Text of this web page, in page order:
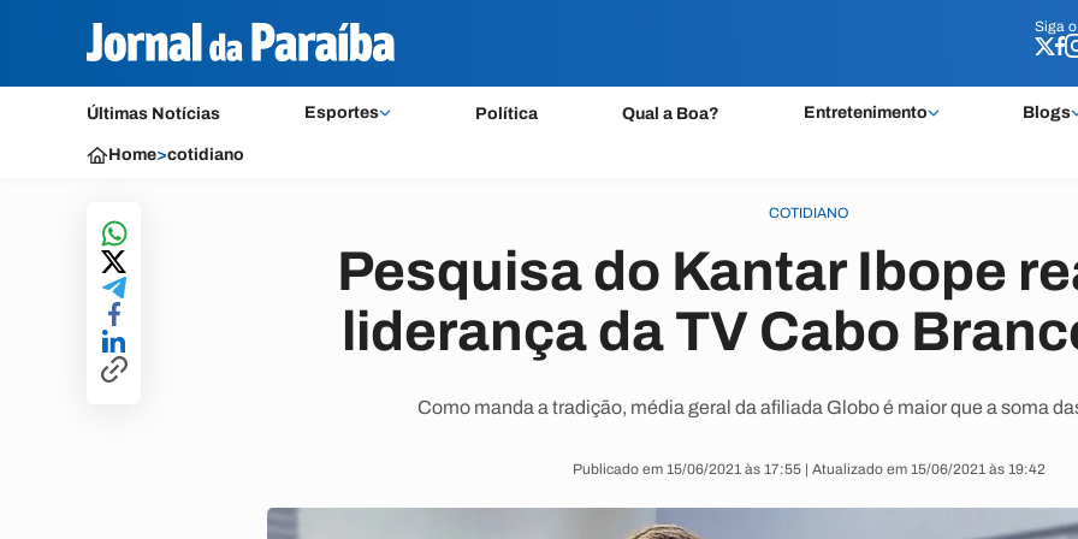
Siga o
Últimas Notícias Esportes Política Qual a Boa? Entretenimento Blogs
Siga o
Home>cotidiano
COTIDIANO
Pesquisa do Kantar Ibope
liderança da TV Cabo
Como manda a tradição, média geral da afiliada Globo é maior que a soma
Publicado em 15/06/2021 às 17:55 | Atualizado em 15/06/2021 às 19:42